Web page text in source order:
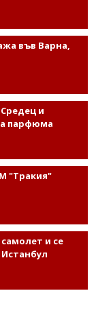
във Варна,
и
парфюма
"Тракия"
и се